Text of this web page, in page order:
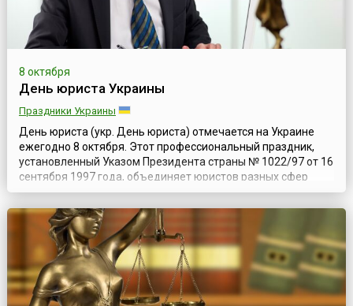
8 октября
День юриста Украины
Праздники Украины
День юриста (укр. День юриста) отмечается на Украине
ежегодно 8 октября. Этот профессиональный праздник,
установленный Указом Президента страны № 1022/97 от 16
сентября 1997 года, объединяет юристов разных сфер
деятельности, стоящих на защите прав и свобод
украинцев. Для украинского общества, как и для населения
любой страны, профессия юриста очень важна, ведь
именно на правоведческое сооб...